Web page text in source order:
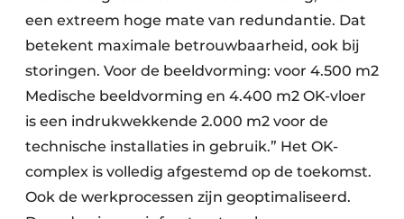
een extreem hoge mate van redundantie. Dat
betekent maximale betrouwbaarheid, ook bij
storingen. Voor de beeldvorming: voor 4.500 m2
Medische beeldvorming en 4.400 m2 OK-vloer
is een indrukwekkende 2.000 m2 voor de
technische installaties in gebruik.” Het OK-
complex is volledig afgestemd op de toekomst.
Ook de werkprocessen zijn geoptimaliseerd.